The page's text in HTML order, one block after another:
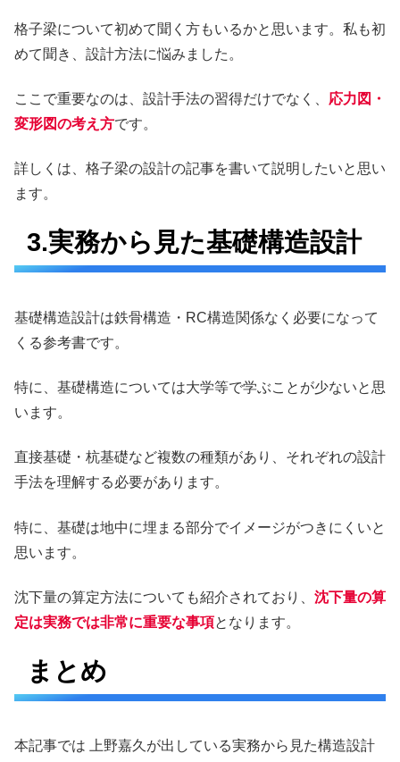
格子梁について初めて聞く方もいるかと思います。私も初
めて聞き、設計方法に悩みました。
ここで重要なのは、設計手法の習得だけでなく、 応力図・
変形図の考え方です。
詳しくは、格子梁の設計の記事を書いて説明したいと思い
ます。
3.実務から見た基礎構造設計
基礎構造設計は鉄骨構造・RC構造関係なく必要になって
くる参考書です。
特に、基礎構造については大学等で学ぶことが少ないと思
います。
直接基礎・杭基礎など複数の種類があり、それぞれの設計
手法を理解する必要があります。
特に、基礎は地中に埋まる部分でイメージがつきにくいと
思います。
沈下量の算定方法についても紹介されており、 沈下量の算
定は実務では非常に重要な事項となります。
まとめ
本記事では 上野嘉久が出している実務から見た構造設計